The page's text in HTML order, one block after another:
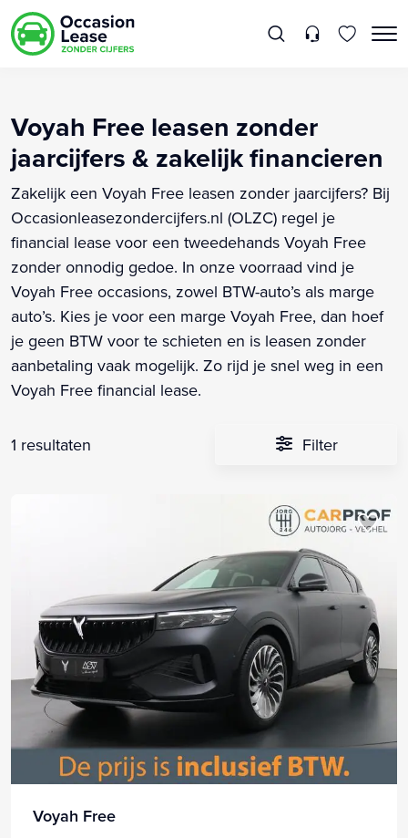
Voyah Free leasen zonder
jaarcijfers & zakelijk financieren
Zakelijk een Voyah Free leasen zonder jaarcijfers? Bij
Occasionleasezondercijfers.nl (OLZC) regel je
financial lease voor een tweedehands Voyah Free
zonder onnodig gedoe. In onze voorraad vind je
Voyah Free occasions, zowel BTW-auto’s als marge
auto’s. Kies je voor een marge Voyah Free, dan hoef
je geen BTW voor te schieten en is leasen zonder
aanbetaling vaak mogelijk. Zo rijd je snel weg in een
Voyah Free financial lease.
1 resultaten Filter
Voyah Free